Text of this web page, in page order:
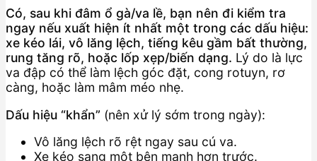
Có, sau khi đâm ổ gà/va lề, bạn nên đi kiểm tra
ngay nếu xuất hiện ít nhất một trong các dấu hiệu:
xe kéo lái, vô lăng lệch, tiếng kêu gầm bất thường,
rung tăng rõ, hoặc lốp xẹp/biến dạng. Lý do là lực
va đập có thể làm lệch góc đặt, cong rotuyn, rơ
càng, hoặc làm mâm méo nhẹ.
Dấu hiệu “khẩn” (nên xử lý sớm trong ngày):
Vô lăng lệch rõ rệt ngay sau cú va.
Xe kéo sang một bên mạnh hơn trước.